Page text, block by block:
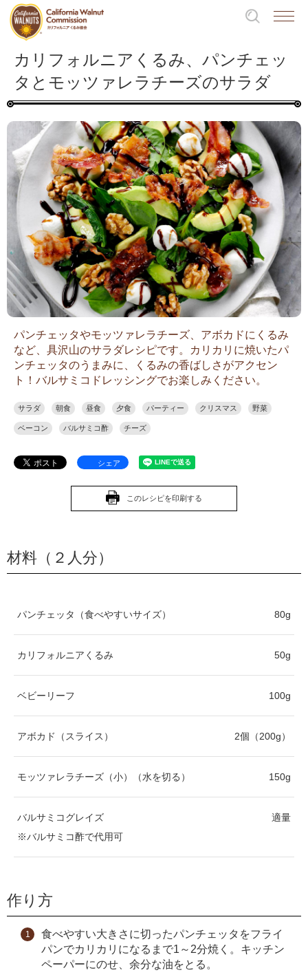
カリフォルニアくるみ、パンチェッ
タとモッツァレラチーズのサラダ
パンチェッタやモッツァレラチーズ、アボカドにくるみ
など、具沢山のサラダレシピです。カリカリに焼いたパ
ンチェッタのうまみに、くるみの香ばしさがアクセン
ト！バルサミコドレッシングでお楽しみください。
サラダ 朝食 昼食 夕食 パーティー クリスマス 野菜
ベーコン バルサミコ酢 チーズ
シェア
このレシピを印刷する
材料（２人分）
パンチェッタ（食べやすいサイズ） 80g
カリフォルニアくるみ 50g
ベビーリーフ 100g
アボカド（スライス） 2個（200g）
モッツァレラチーズ（小）（水を切る） 150g
バルサミコグレイズ
※バルサミコ酢で代用可
適量
作り方
食べやすい大きさに切ったパンチェッタをフライ
パンでカリカリになるまで1～2分焼く。キッチン
ペーパーにのせ、余分な油をとる。